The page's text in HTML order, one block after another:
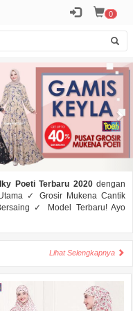
0
Poeti Terbaru 2020dengan
✓ Grosir Mukena Cantik
✓ Model Terbaru! Ayo
Lihat Selengkapnya